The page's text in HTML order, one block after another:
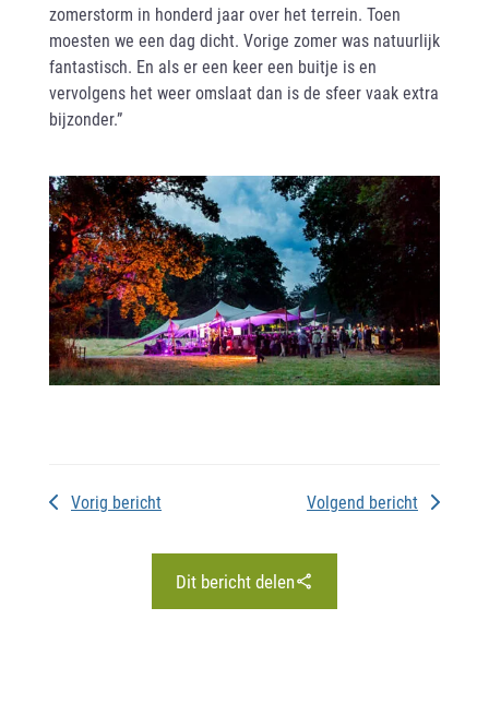
zomerstorm in honderd jaar over het terrein. Toen
moesten we een dag dicht. Vorige zomer was natuurlijk
fantastisch. En als er een keer een buitje is en
vervolgens het weer omslaat dan is de sfeer vaak extra
bijzonder.”
Vorig bericht Volgend bericht
Dit bericht delen